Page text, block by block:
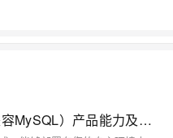
安全可靠的PolarDB V2.0 （兼容MySQL）产品能力及应用场景